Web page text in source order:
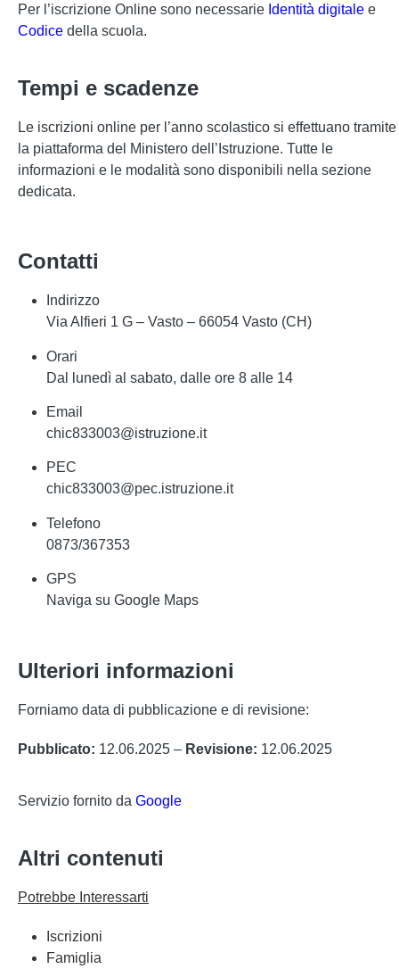
Per l’iscrizione Online sono necessarie Identità digitale e
Codice della scuola.
Tempi e scadenze
Le iscrizioni online per l’anno scolastico si effettuano tramite
la piattaforma del Ministero dell’Istruzione. Tutte le
informazioni e le modalità sono disponibili nella sezione
dedicata.
Contatti
Indirizzo
Via Alfieri 1 G – Vasto – 66054 Vasto (CH)
Orari
Dal lunedì al sabato, dalle ore 8 alle 14
Email
chic833003@istruzione.it
PEC
chic833003@pec.istruzione.it
Telefono
0873/367353
GPS
Naviga su Google Maps
Ulteriori informazioni
Forniamo data di pubblicazione e di revisione:
Pubblicato: 12.06.2025 – Revisione: 12.06.2025
Servizio fornito da Google
Altri contenuti
Potrebbe Interessarti
Iscrizioni
Famiglia